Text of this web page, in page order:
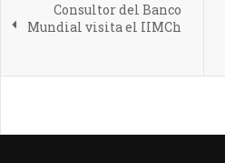
Consultor del Banco
Mundial visita el IIMCh